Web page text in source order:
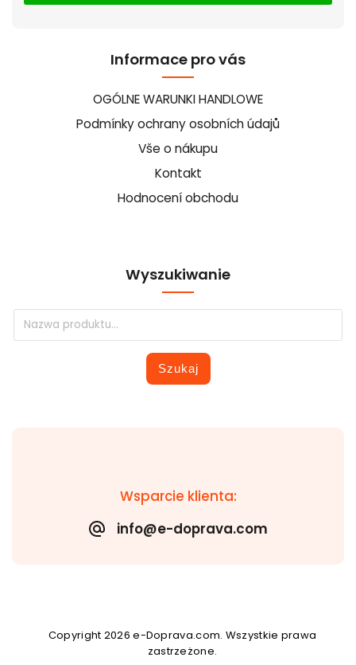
Wsparcie klienta:
info@e-doprava.com
Informace pro vás
OGÓLNE WARUNKI HANDLOWE
Podmínky ochrany osobních údajů
Vše o nákupu
Kontakt
Hodnocení obchodu
Wyszukiwanie
Szukaj
Copyright 2026e-Doprava.com. Wszystkie prawa
zastrzeżone.